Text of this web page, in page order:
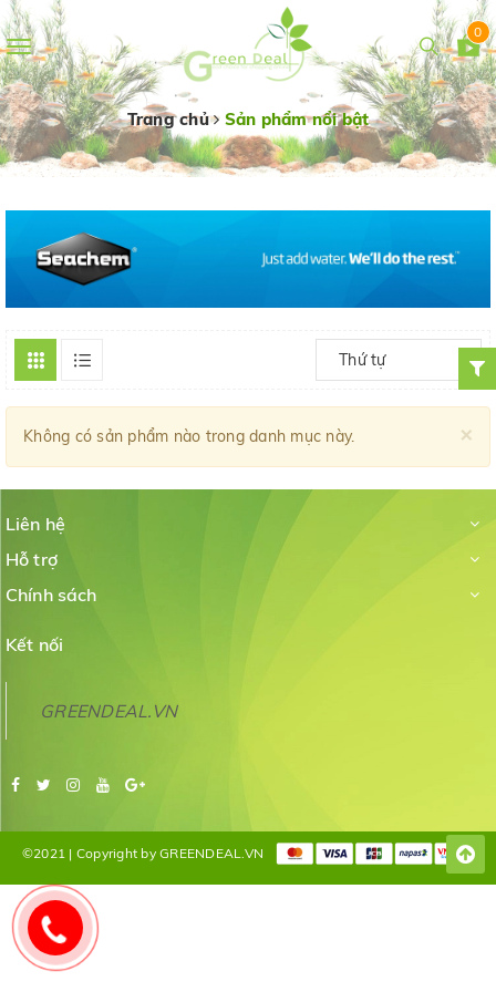
Toggle
navigation
0
Trang chủ Sản phẩm nổi bật
Thứ tự
×
Không có sản phẩm nào trong danh mục này.
Liên hệ
Hỗ trợ
Chính sách
Kết nối
GREENDEAL.VN
©2021 | Copyright by GREENDEAL.VN